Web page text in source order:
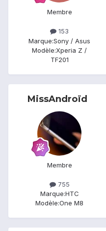
Membre
153
Marque:Sony / Asus
Modèle:Xperia Z /
TF201
MissAndroïd
Membre
755
Marque:HTC
Modèle:One M8